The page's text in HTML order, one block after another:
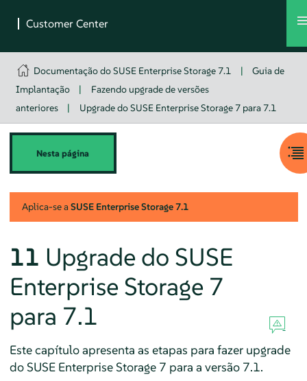
Documentação do SUSE Enterprise Storage 7.1 |
Guia de
Implantação
|
Fazendo upgrade de versões
anteriores
| Upgrade do SUSE Enterprise Storage 7 para 7.1
Nesta página
Aplica-se aSUSE Enterprise Storage7.1
11 Upgrade do SUSE
Enterprise Storage 7
para 7.1
Este capítulo apresenta as etapas para fazer upgrade
do SUSE Enterprise Storage 7 para a versão 7.1.